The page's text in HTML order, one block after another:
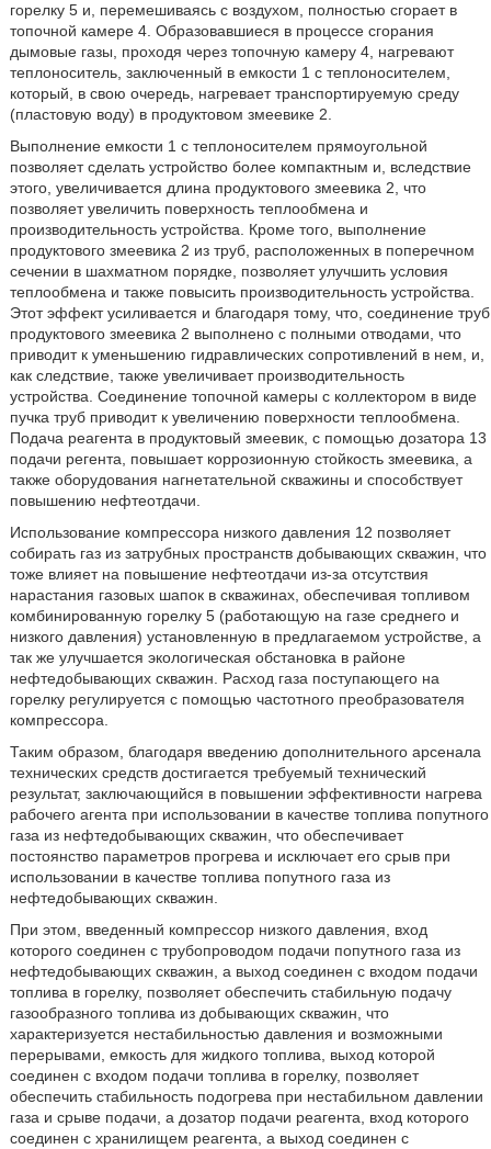
горелку 5 и, перемешиваясь с воздухом, полностью сгорает в
топочной камере 4. Образовавшиеся в процессе сгорания
дымовые газы, проходя через топочную камеру 4, нагревают
теплоноситель, заключенный в емкости 1 с теплоносителем,
который, в свою очередь, нагревает транспортируемую среду
(пластовую воду) в продуктовом змеевике 2.
Выполнение емкости 1 с теплоносителем прямоугольной
позволяет сделать устройство более компактным и, вследствие
этого, увеличивается длина продуктового змеевика 2, что
позволяет увеличить поверхность теплообмена и
производительность устройства. Кроме того, выполнение
продуктового змеевика 2 из труб, расположенных в поперечном
сечении в шахматном порядке, позволяет улучшить условия
теплообмена и также повысить производительность устройства.
Этот эффект усиливается и благодаря тому, что, соединение труб
продуктового змеевика 2 выполнено с полными отводами, что
приводит к уменьшению гидравлических сопротивлений в нем, и,
как следствие, также увеличивает производительность
устройства. Соединение топочной камеры с коллектором в виде
пучка труб приводит к увеличению поверхности теплообмена.
Подача реагента в продуктовый змеевик, с помощью дозатора 13
подачи регента, повышает коррозионную стойкость змеевика, а
также оборудования нагнетательной скважины и способствует
повышению нефтеотдачи.
Использование компрессора низкого давления 12 позволяет
собирать газ из затрубных пространств добывающих скважин, что
тоже влияет на повышение нефтеотдачи из-за отсутствия
нарастания газовых шапок в скважинах, обеспечивая топливом
комбинированную горелку 5 (работающую на газе среднего и
низкого давления) установленную в предлагаемом устройстве, а
так же улучшается экологическая обстановка в районе
нефтедобывающих скважин. Расход газа поступающего на
горелку регулируется с помощью частотного преобразователя
компрессора.
Таким образом, благодаря введению дополнительного арсенала
технических средств достигается требуемый технический
результат, заключающийся в повышении эффективности нагрева
рабочего агента при использовании в качестве топлива попутного
газа из нефтедобывающих скважин, что обеспечивает
постоянство параметров прогрева и исключает его срыв при
использовании в качестве топлива попутного газа из
нефтедобывающих скважин.
При этом, введенный компрессор низкого давления, вход
которого соединен с трубопроводом подачи попутного газа из
нефтедобывающих скважин, а выход соединен с входом подачи
топлива в горелку, позволяет обеспечить стабильную подачу
газообразного топлива из добывающих скважин, что
характеризуется нестабильностью давления и возможными
перерывами, емкость для жидкого топлива, выход которой
соединен с входом подачи топлива в горелку, позволяет
обеспечить стабильность подогрева при нестабильном давлении
газа и срыве подачи, а дозатор подачи реагента, вход которого
соединен с хранилищем реагента, а выход соединен с